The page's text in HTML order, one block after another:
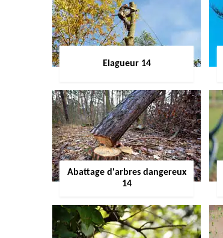
Elagueur 14
Abattage d'arbres dangereux
14